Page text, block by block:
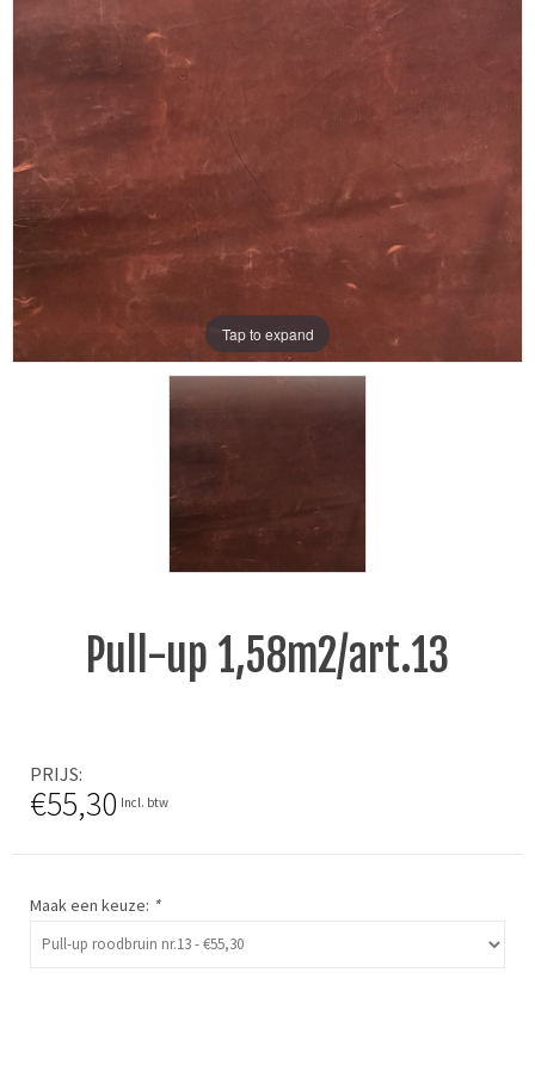
Aanbiedingen
Tap to expand
Pull-up 1,58m2/art.13
PRIJS
€55,30 Incl. btw
Maak een keuze: *